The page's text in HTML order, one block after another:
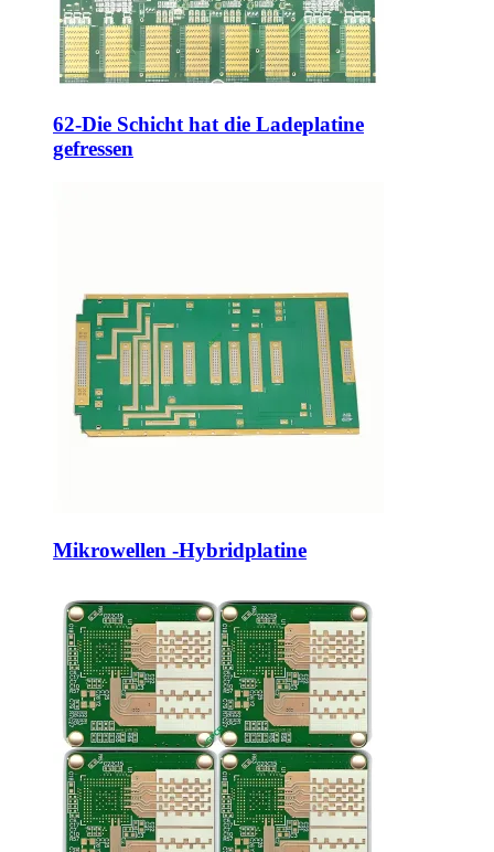
62-Die Schicht hat die Ladeplatine
gefressen
Mikrowellen -Hybridplatine